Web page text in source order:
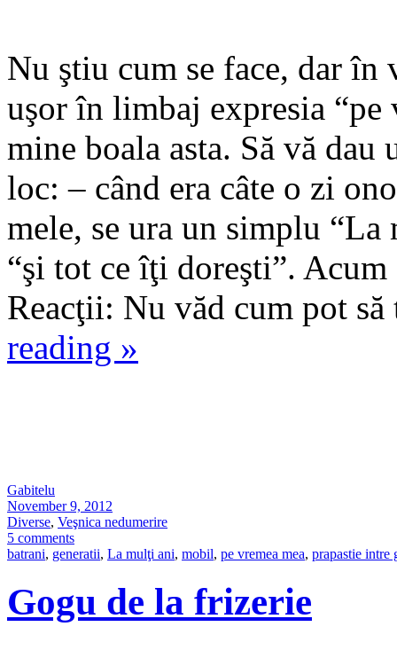
Nu ştiu cum se face, dar
uşor în limbaj expresia “pe
mine boala asta. Să vă
loc: – când era câte o zi
mele, se ura un simplu
“şi tot ce îţi doreşti”. Acum
Reacţii: Nu văd cum pot
reading »
Gabitelu
November 9, 2012
Diverse, Veşnica nedumerire
5 comments
batrani, generatii, La mulţi ani, mobil, pe vremea mea, prapastie intre
Gogu de la frizerie